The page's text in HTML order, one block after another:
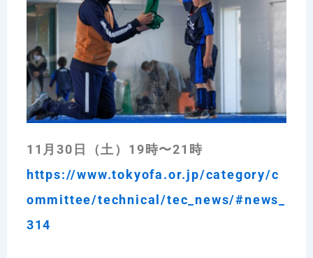
11月30日（土）19時〜21時
https://www.tokyofa.or.jp/category/c
ommittee/technical/tec_news/#news_
314